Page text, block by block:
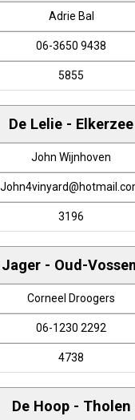
Adrie Bal
06-3650 9438
5855
De Lelie - Elkerzee
John Wijnhoven
3196
Jager - Oud-
Corneel Droogers
06-1230 2292
4738
De Hoop - Tholen